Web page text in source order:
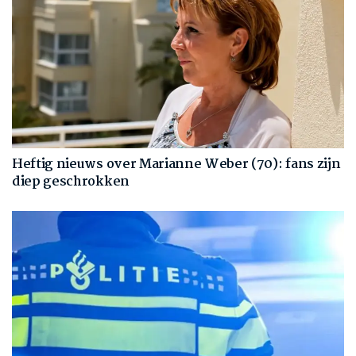
Heftig nieuws over Marianne Weber (70): fans zijn
diep geschrokken